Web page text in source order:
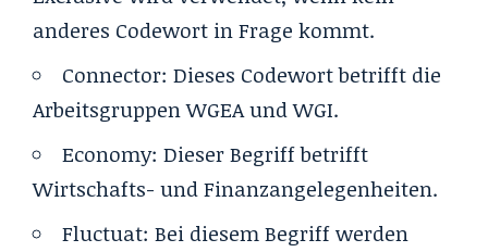
anderes Codewort in Frage kommt.
Connector: Dieses Codewort betrifft die
Arbeitsgruppen WGEA und WGI.
Economy: Dieser Begriff betrifft
Wirtschafts- und Finanzangelegenheiten.
Fluctuat: Bei diesem Begriff werden